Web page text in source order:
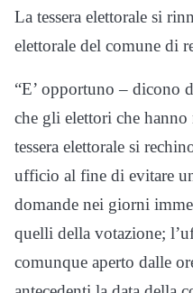
La tessera elettorale si
elettorale del comune di
“E’ opportuno – dicono
che gli elettori che hanno
tessera elettorale si
ufficio al fine di evitare
domande nei giorni
quelli della votazione;
comunque aperto dalle